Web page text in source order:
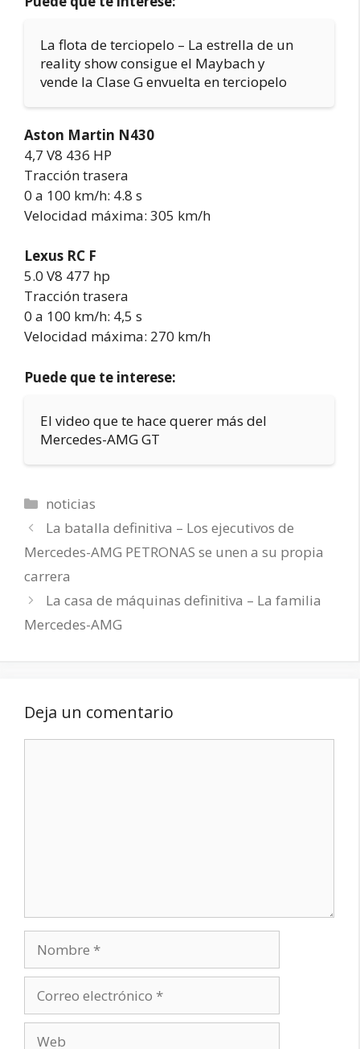
La flota de terciopelo – La estrella de un
reality show consigue el Maybach y
vende la Clase G envuelta en terciopelo
Aston Martin N430
4,7 V8 436 HP
Tracción trasera
0 a 100 km/h: 4.8 s
Velocidad máxima: 305 km/h
Lexus RC F
5.0 V8 477 hp
Tracción trasera
0 a 100 km/h: 4,5 s
Velocidad máxima: 270 km/h
Puede que te interese:
El video que te hace querer más del
Mercedes-AMG GT
Categorías
noticias
La batalla definitiva – Los ejecutivos de
Mercedes-AMG PETRONAS se unen a su propia
carrera
La casa de máquinas definitiva – La familia
Mercedes-AMG
Deja un comentario
electrónico